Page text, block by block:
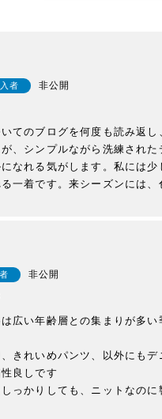
者
非公開
てのブログを何度も読み返
、シンプルながら洗練され
なれる気がします。私には
一着です。来シーズンには
非公開
広い年齢層との集まりが多
きれいめパンツ、以外にも
良しです
っかりしても、ニットなのに